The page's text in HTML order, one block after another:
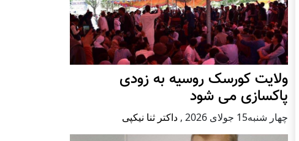
ولایت کورسک روسیه به زودی
پاکسازی می شود
چهار شنبه15 جولای 2026 , داکتر ثنا نیکپی